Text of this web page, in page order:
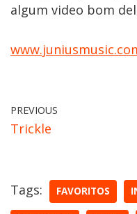
algum video bom
PREVIOUS
Trickle
Tags: FAVORITOS